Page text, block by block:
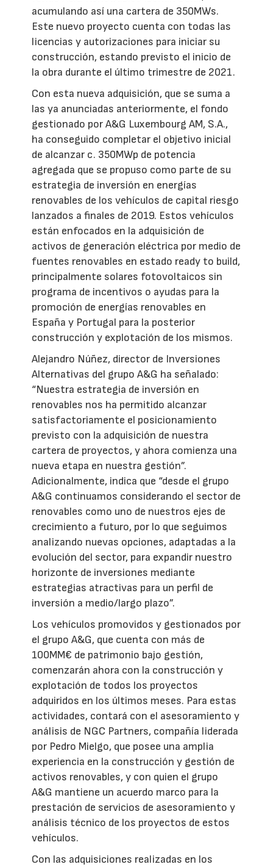
acumulando así una cartera de 350MWs.
Este nuevo proyecto cuenta con todas las
licencias y autorizaciones para iniciar su
construcción, estando previsto el inicio de
la obra durante el último trimestre de 2021.
Con esta nueva adquisición, que se suma a
las ya anunciadas anteriormente, el fondo
gestionado por A&G Luxembourg AM, S.A.,
ha conseguido completar el objetivo inicial
de alcanzar c. 350MWp de potencia
agregada que se propuso como parte de su
estrategia de inversión en energías
renovables de los vehículos de capital riesgo
lanzados a finales de 2019. Estos vehículos
están enfocados en la adquisición de
activos de generación eléctrica por medio de
fuentes renovables en estado ready to build,
principalmente solares fotovoltaicos sin
programa de incentivos o ayudas para la
promoción de energías renovables en
España y Portugal para la posterior
construcción y explotación de los mismos.
Alejandro Núñez, director de Inversiones
Alternativas del grupo A&G ha señalado:
“Nuestra estrategia de inversión en
renovables nos ha permitido alcanzar
satisfactoriamente el posicionamiento
previsto con la adquisición de nuestra
cartera de proyectos, y ahora comienza una
nueva etapa en nuestra gestión”.
Adicionalmente, indica que “desde el grupo
A&G continuamos considerando el sector de
renovables como uno de nuestros ejes de
crecimiento a futuro, por lo que seguimos
analizando nuevas opciones, adaptadas a la
evolución del sector, para expandir nuestro
horizonte de inversiones mediante
estrategias atractivas para un perfil de
inversión a medio/largo plazo”.
Los vehículos promovidos y gestionados por
el grupo A&G, que cuenta con más de
100MM€ de patrimonio bajo gestión,
comenzarán ahora con la construcción y
explotación de todos los proyectos
adquiridos en los últimos meses. Para estas
actividades, contará con el asesoramiento y
análisis de NGC Partners, compañía liderada
por Pedro Mielgo, que posee una amplia
experiencia en la construcción y gestión de
activos renovables, y con quien el grupo
A&G mantiene un acuerdo marco para la
prestación de servicios de asesoramiento y
análisis técnico de los proyectos de estos
vehículos.
Con las adquisiciones realizadas en los